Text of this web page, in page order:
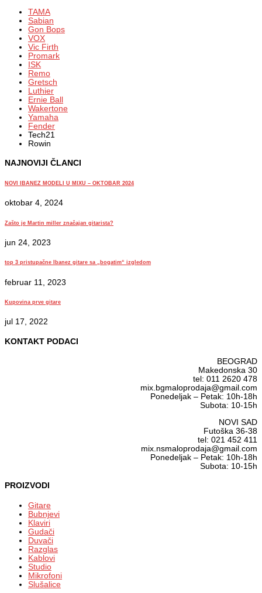
TAMA
Sabian
Gon Bops
VOX
Vic Firth
Promark
ISK
Remo
Gretsch
Luthier
Ernie Ball
Wakertone
Yamaha
Fender
Tech21
Rowin
NAJNOVIJI ČLANCI
NOVI IBANEZ MODELI U MIXU – OKTOBAR 2024
oktobar 4, 2024
Zašto je Martin miller značajan gitarista?
jun 24, 2023
top 3 pristupačne Ibanez gitare sa „bogatim“ izgledom
februar 11, 2023
Kupovina prve gitare
jul 17, 2022
KONTAKT PODACI
BEOGRAD
Makedonska 30
tel: 011 2620 478
mix.bgmaloprodaja@gmail.com
Ponedeljak – Petak: 10h-18h
Subota: 10-15h
NOVI SAD
Futoška 36-38
tel: 021 452 411
mix.nsmaloprodaja@gmail.com
Ponedeljak – Petak: 10h-18h
Subota: 10-15h
PROIZVODI
Gitare
Bubnjevi
Klaviri
Gudači
Duvači
Razglas
Kablovi
Studio
Mikrofoni
Slušalice